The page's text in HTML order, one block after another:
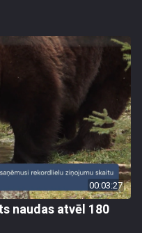
00:03:27
naudas atvēl 180